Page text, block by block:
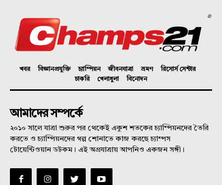
©
খবর বিজ্ঞানপ্রযুক্তি চ্যাম্পিয়ন জীবনযাত্রা ভ্রমণ
রিসোর্স সেন্টার
চাকরি
খেলাধুলা বিনোদন
আমাদের সম্পর্কে
২০১০ সালে যাত্রা শুরুর পর থেকেই একুশ শতকের চ্যাম্পিয়নদের তৈরি
করতে ও চ্যাম্পিয়নদের গল্প শোনাতে কাজ করছে চ্যাম্পস
টোয়েন্টিওয়ান ডটকম। এই অগ্রযাত্রায় আপনিও একজন সঙ্গী।